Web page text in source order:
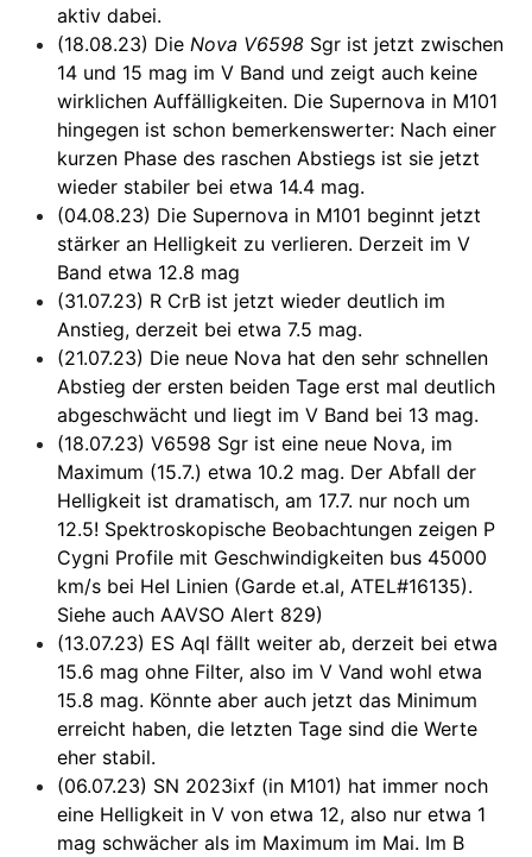
aktiv dabei.
(18.08.23) Die Nova V6598 Sgr ist jetzt zwischen
14 und 15 mag im V Band und zeigt auch keine
wirklichen Auffälligkeiten. Die Supernova in M101
hingegen ist schon bemerkenswerter: Nach einer
kurzen Phase des raschen Abstiegs ist sie jetzt
wieder stabiler bei etwa 14.4 mag.
(04.08.23) Die Supernova in M101 beginnt jetzt
stärker an Helligkeit zu verlieren. Derzeit im V
Band etwa 12.8 mag
(31.07.23) R CrB ist jetzt wieder deutlich im
Anstieg, derzeit bei etwa 7.5 mag.
(21.07.23) Die neue Nova hat den sehr schnellen
Abstieg der ersten beiden Tage erst mal deutlich
abgeschwächt und liegt im V Band bei 13 mag.
(18.07.23) V6598 Sgr ist eine neue Nova, im
Maximum (15.7.) etwa 10.2 mag. Der Abfall der
Helligkeit ist dramatisch, am 17.7. nur noch um
12.5! Spektroskopische Beobachtungen zeigen P
Cygni Profile mit Geschwindigkeiten bus 45000
km/s bei HeI Linien (Garde et.al, ATEL#16135).
Siehe auch AAVSO Alert 829)
(13.07.23) ES Aql fällt weiter ab, derzeit bei etwa
15.6 mag ohne Filter, also im V Vand wohl etwa
15.8 mag. Könnte aber auch jetzt das Minimum
erreicht haben, die letzten Tage sind die Werte
eher stabil.
(06.07.23) SN 2023ixf (in M101) hat immer noch
eine Helligkeit in V von etwa 12, also nur etwa 1
mag schwächer als im Maximum im Mai. Im B